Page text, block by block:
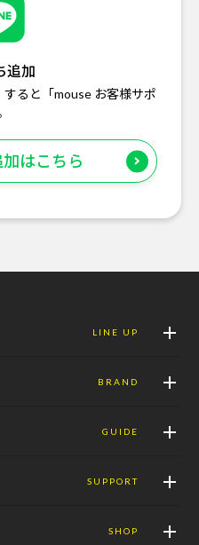
追加
ると「mouse お客様サポ
はこちら
LINE UP
BRAND
GUIDE
SUPPORT
SHOP